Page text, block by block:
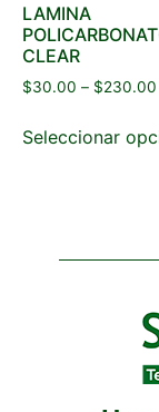
LAMINA
CLEAR
$30.00 – $230.00
Seleccionar